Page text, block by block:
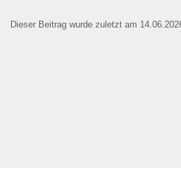
Kontaktaufnahme und
Dieser Beitrag wurde zuletzt am